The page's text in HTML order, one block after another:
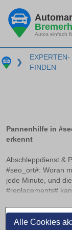
Alle Cookies
Autos einfach
❯
EXPERTEN-
FINDEN
Pannenhilfe in
erkennt
Abschleppdienst &
#seo_ort#: Woran
jede Minute, und
#replacements#
einen seriösen
Dieser Artikel bietet
Ernstfall schnell